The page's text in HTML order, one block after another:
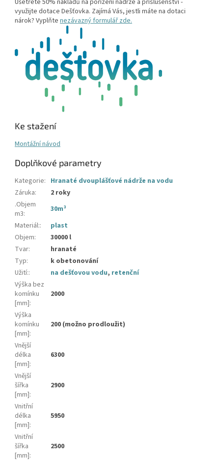
Ušetřete 50% nákladů na pořízení nádrže a příslušenství -
využijte dotace Dešťovka. Zajímá Vás, jestli máte na dotaci
nárok? Vyplňte nezávazný formulář zde.
Ke stažení
Montážní návod
Doplňkové parametry
Kategorie: Hranaté dvouplášťové nádrže na vodu
Záruka:
2 roky
.Objem
m3:
30m³
Materiál::
plast
Objem:
30000 l
Tvar:
hranaté
Typ:
k obetonování
Užití:: na dešťovou vodu, retenční
Výška bez
komínku
[mm]:
2000
Výška
komínku
[mm]:
200 (možno prodloužit)
Vnější
délka
[mm]:
6300
Vnější
šířka
[mm]:
2900
Vnitřní
délka
[mm]:
5950
Vnitřní
šířka
[mm]:
2500